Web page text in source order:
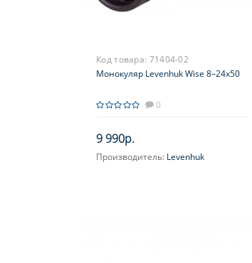
Код товара: 71404-02
Монокуляр Levenhuk Wise 8–24x50
0
9 990р.
Производитель: Levenhuk